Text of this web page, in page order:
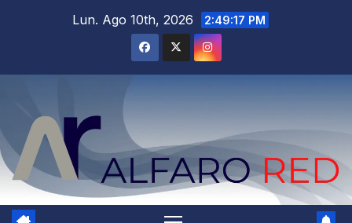
Lun. Ago 10th, 2026 2:49:19 PM